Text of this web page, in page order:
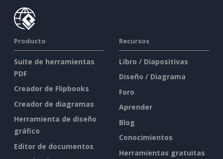
Producto
Suite de herramientas
PDF
Creador de Flipbooks
Creador de diagramas
Herramienta de diseño
gráfico
Editor de documentos
Recursos
Libro / Diapositivas
Diseño / Diagrama
Foro
Aprender
Blog
Conocimientos
Herramientas gratuitas